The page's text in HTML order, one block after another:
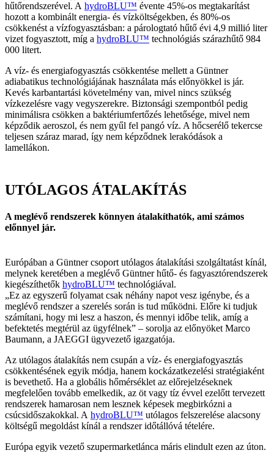
hűtőrendszerével. A hydroBLU™ évente 45%-os megtakarítást
hozott a kombinált energia- és vízköltségekben, és 80%-os
csökkenést a vízfogyasztásban: a párologtató hűtő évi 4,9 millió liter
vizet fogyasztott, míg a hydroBLU™ technológiás szárazhűtő 984
000 litert.
A víz- és energiafogyasztás csökkentése mellett a Güntner
adiabatikus technológiájának használata más előnyökkel is jár.
Kevés karbantartási követelmény van, mivel nincs szükség
vízkezelésre vagy vegyszerekre. Biztonsági szempontból pedig
minimálisra csökken a baktériumfertőzés lehetősége, mivel nem
képződik aeroszol, és nem gyűl fel pangó víz. A hőcserélő tekercse
teljesen száraz marad, így nem képződnek lerakódások a
lamellákon.
UTÓLAGOS ÁTALAKÍTÁS
A meglévő rendszerek könnyen átalakíthatók, ami számos
előnnyel jár.
Európában a Güntner csoport utólagos átalakítási szolgáltatást kínál,
melynek keretében a meglévő Güntner hűtő- és fagyasztórendszerek
kiegészíthetők hydroBLU™ technológiával.
„Ez az egyszerű folyamat csak néhány napot vesz igénybe, és a
meglévő rendszer a szerelés során is tud működni. Előre ki tudjuk
számítani, hogy mi lesz a haszon, és mennyi időbe telik, amíg a
befektetés megtérül az ügyfélnek” – sorolja az előnyöket Marco
Baumann, a JAEGGI ügyvezető igazgatója.
Az utólagos átalakítás nem csupán a víz- és energiafogyasztás
csökkentésének egyik módja, hanem kockázatkezelési stratégiaként
is bevethető. Ha a globális hőmérséklet az előrejelzéseknek
megfelelően tovább emelkedik, az öt vagy tíz évvel ezelőtt tervezett
rendszerek hamarosan nem lesznek képesek megbirkózni a
csúcsidőszakokkal. A hydroBLU™ utólagos felszerelése alacsony
költségű megoldást kínál a rendszer időtállóvá tételére.
Európa egyik vezető szupermarketlánca máris elindult ezen az úton.